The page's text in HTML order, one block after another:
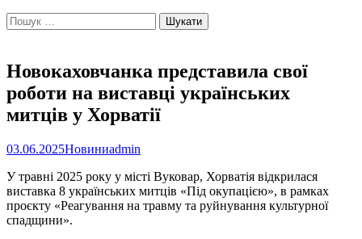
Пошук:
Новокаховчанка представила свої
роботи на виставці українських
митців у Хорватії
03.06.2025Новиниadmin
У травні 2025 року у місті Вуковар, Хорватія відкрилася
виставка 8 українських митців «Під окупацією», в рамках
проєкту «Реагування на травму та руйнування культурної
спадщини».